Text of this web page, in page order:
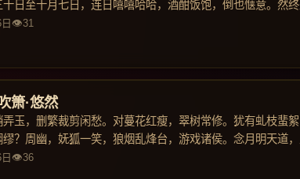
日至十月七日，连日嘻嘻哈哈，酒酣饭饱，倒也惬意。然
31
箫·悠然
玉，删繁裁剪闲愁。对蔓花红瘦，翠树常修。犹有虬枝蜚
？周幽，妩狐一笑，狼烟乱烽台，游戏诸侯。念月明天道
36